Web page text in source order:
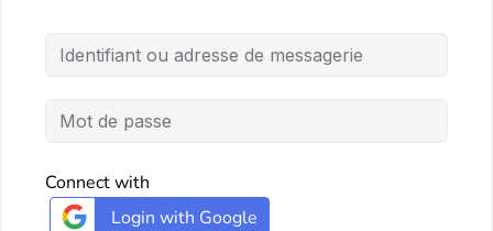
Connect with
Login with Google